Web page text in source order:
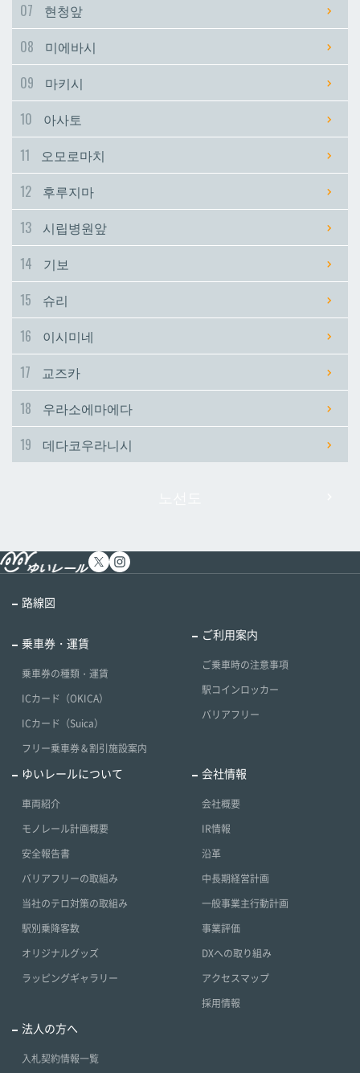
시립병원앞
이시미네
데다코우라니시
시립병원앞
이시미네
데다코우라니시
07
현청앞
08
미에바시
09
마키시
10
아사토
11
오모로마치
12
후루지마
13
시립병원앞
14
기보
15
슈리
16
이시미네
17
교즈카
18
우라소에마에다
19
데다코우라니시
路線図
乗車券・運賃
乗車券の種類・運賃
ICカード（OKICA）
ICカード（Suica）
フリー乗車券＆割引施設案内
ご利用案内
ご乗車時の注意事項
駅コインロッカー
バリアフリー
ゆいレールについて
車両紹介
モノレール計画概要
安全報告書
バリアフリーの取組み
当社のテロ対策の取組み
駅別乗降客数
オリジナルグッズ
ラッピングギャラリー
会社情報
会社概要
IR情報
沿革
中長期経営計画
一般事業主行動計画
事業評価
DXへの取り組み
アクセスマップ
採用情報
法人の方へ
入札契約情報一覧